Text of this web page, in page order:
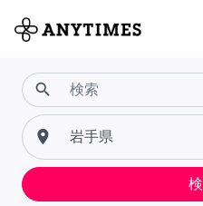
search
place